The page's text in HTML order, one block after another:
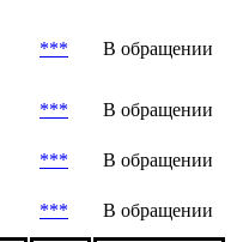
*** В обращении
***
В обращении
***
В обращении
*** В обращении